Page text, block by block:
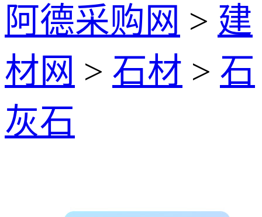
阿德采购网 > 建
材网 > 石材 > 石
灰石